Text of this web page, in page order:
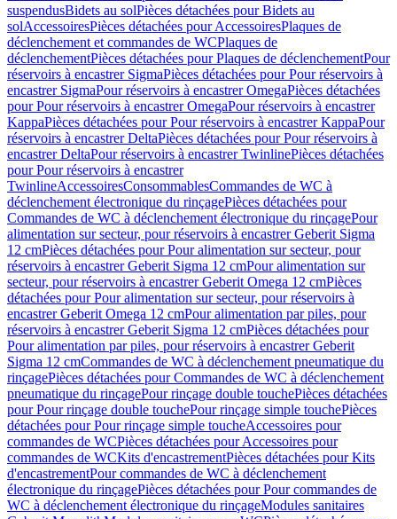
suspendusBidets au solPièces détachées pour Bidets au
solAccessoiresPièces détachées pour AccessoiresPlaques de
déclenchement et commandes de WCPlaques de
déclenchementPièces détachées pour Plaques de déclenchementPour
réservoirs à encastrer SigmaPièces détachées pour Pour réservoirs à
encastrer SigmaPour réservoirs à encastrer OmegaPièces détachées
pour Pour réservoirs à encastrer OmegaPour réservoirs à encastrer
KappaPièces détachées pour Pour réservoirs à encastrer KappaPour
réservoirs à encastrer DeltaPièces détachées pour Pour réservoirs à
encastrer DeltaPour réservoirs à encastrer TwinlinePièces détachées
pour Pour réservoirs à encastrer
TwinlineAccessoiresConsommablesCommandes de WC à
déclenchement électronique du rinçagePièces détachées pour
Commandes de WC à déclenchement électronique du rinçagePour
alimentation sur secteur, pour réservoirs à encastrer Geberit Sigma
12 cmPièces détachées pour Pour alimentation sur secteur, pour
réservoirs à encastrer Geberit Sigma 12 cmPour alimentation sur
secteur, pour réservoirs à encastrer Geberit Omega 12 cmPièces
détachées pour Pour alimentation sur secteur, pour réservoirs à
encastrer Geberit Omega 12 cmPour alimentation par piles, pour
réservoirs à encastrer Geberit Sigma 12 cmPièces détachées pour
Pour alimentation par piles, pour réservoirs à encastrer Geberit
Sigma 12 cmCommandes de WC à déclenchement pneumatique du
rinçagePièces détachées pour Commandes de WC à déclenchement
pneumatique du rinçagePour rinçage double touchePièces détachées
pour Pour rinçage double touchePour rinçage simple touchePièces
détachées pour Pour rinçage simple toucheAccessoires pour
commandes de WCPièces détachées pour Accessoires pour
commandes de WCKits d'encastrementPièces détachées pour Kits
d'encastrementPour commandes de WC à déclenchement
électronique du rinçagePièces détachées pour Pour commandes de
WC à déclenchement électronique du rinçageModules sanitaires